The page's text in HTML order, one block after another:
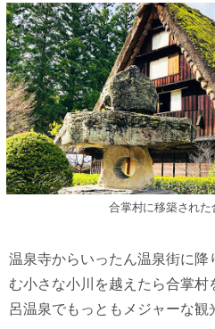
合掌村に移築された
温泉寺からいったん温泉街に降
む小さな小川を越えたら合掌
呂温泉でもっともメジャーな観